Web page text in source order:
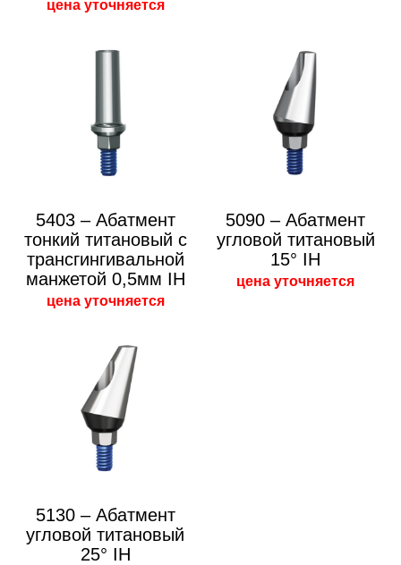
цена уточняется
5403 – Абатмент
тонкий титановый с
трансгингивальной
манжетой 0,5мм IH
цена уточняется
5090 – Абатмент
угловой титановый
15° IH
цена уточняется
5130 – Абатмент
угловой титановый
25° IH